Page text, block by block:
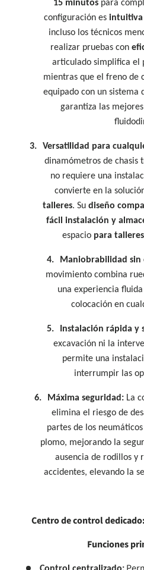
15 minutos para
configuración es intuitiva
incluso los técnicos
realizar pruebas con
articulado simplifica el
mientras que el freno de
equipado con un
garantiza las
3. Versatilidad para
dinamómetros de chasis
no requiere una
convierte en la
talleres. Su diseño
fácil instalación y
espacio para
4. Maniobrabilidad sin
movimiento combina
una experiencia
colocación en
5. Instalación rápida y
excavación ni la
permite una
interrumpir las
6. Máxima seguridad: La
elimina el riesgo de
partes de los
plomo, mejorando la
ausencia de rodillos y
accidentes, elevando la
Centro de control
Funciones